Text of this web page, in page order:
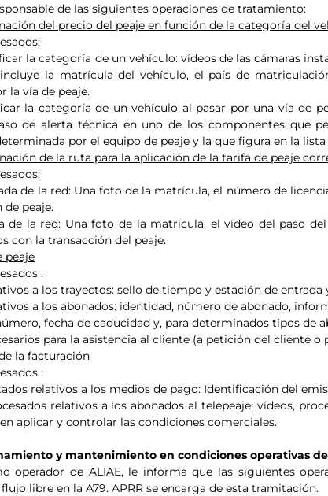
de las siguientes operaciones de tratamiento:
del precio del peaje en función de la categoría del
la categoría de un vehículo: vídeos de las cámaras
la matrícula del vehículo, el país de
la vía de peaje.
la categoría de un vehículo al pasar por una vía de
de alerta técnica en uno de los componentes que
por el equipo de peaje y la que figura en la lista
de la ruta para la aplicación de la tarifa de peaje
de la red: Una foto de la matrícula, el número de
de peaje.
de la red: Una foto de la matrícula, el vídeo del paso
con la transacción del peaje.
peaje
:
a los trayectos: sello de tiempo y estación de
a los abonados: identidad, número de abonado,
fecha de caducidad y, para determinados tipos
para la asistencia al cliente (a petición del cliente
la facturación
:
relativos a los medios de pago: Identificación del
relativos a los abonados al telepeaje: vídeos,
aplicar y controlar las condiciones comerciales.
y mantenimiento en condiciones operativas
operador de ALIAE, le informa que las siguientes
libre en la A79. APRR se encarga de esta tramitación.